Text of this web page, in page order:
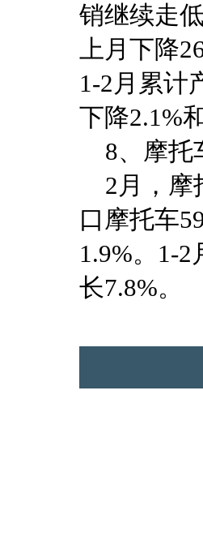
销继续走
上月下降
1-2月累计
下降2.1%
8、摩托
2月，摩
口摩托车
1.9%。1-
长7.8%。